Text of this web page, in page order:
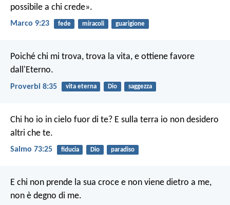
possibile a chi crede».
Marco 9:23 fede miracoli guarigione
Poiché chi mi trova, trova la vita, e ottiene favore
dall'Eterno.
Proverbi 8:35 vita eterna Dio saggezza
Chi ho io in cielo fuor di te? E sulla terra io non desidero
altri che te.
Salmo 73:25 fiducia Dio paradiso
E chi non prende la sua croce e non viene dietro a me,
non è degno di me.